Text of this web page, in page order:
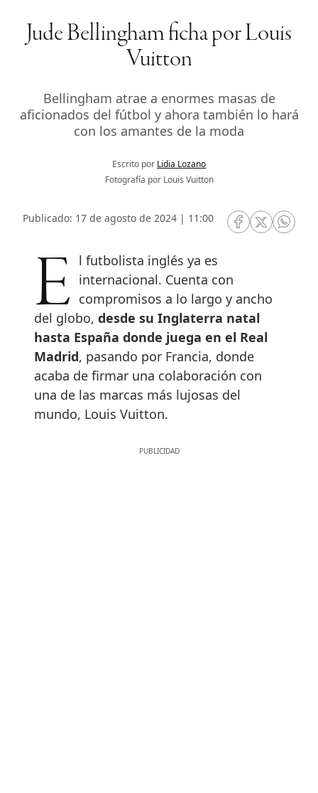
Jude Bellingham ficha por Louis
Vuitton
Bellingham atrae a enormes masas de
aficionados del fútbol y ahora también lo hará
con los amantes de la moda
Escrito por Lidia Lozano
Fotografía por Louis Vuitton
Publicado: 17 de agosto de 2024 | 11:00
RRSS Facebook
RRSSRRSS
El futbolista inglés ya es internacional. Cuenta con
compromisos a lo largo y ancho
del globo, desde su Inglaterra natal
hasta España donde juega en el Real
Madrid, pasando por Francia, donde
acaba de firmar una colaboración con
una de las marcas más lujosas del
mundo, Louis Vuitton.